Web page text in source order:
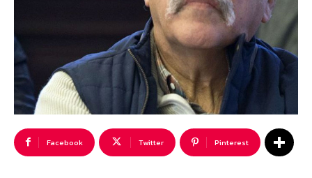
Facebook Twitter Pinterest